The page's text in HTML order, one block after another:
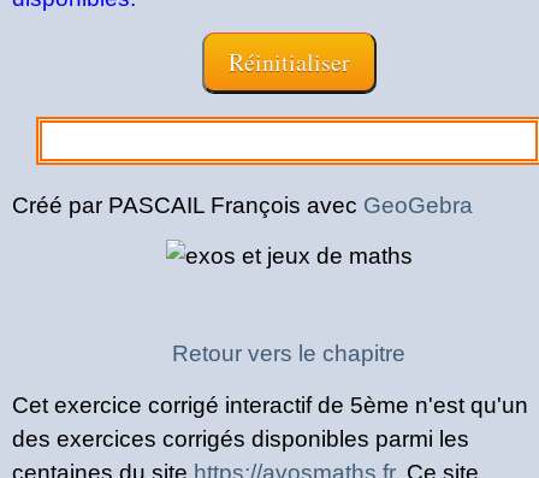
Créé par PASCAIL François avec GeoGebra
Retour vers le chapitre
Cet exercice corrigé interactif de 5ème n'est qu'un
des exercices corrigés disponibles parmi les
centaines du site https://avosmaths.fr. Ce site